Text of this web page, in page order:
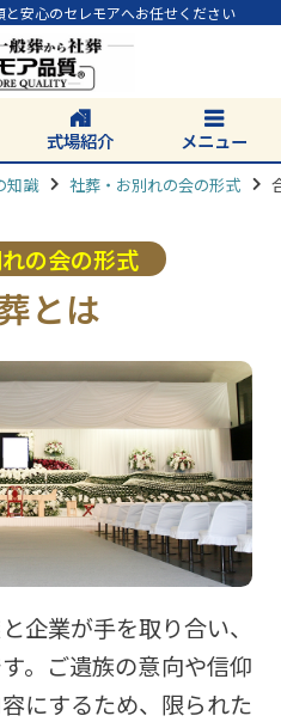
安心のセレモアへお任せください
式場紹介 メニュー
知識 社葬・お別れの会の形式
の会の形式
とは
企業が手を取り合い、
。ご遺族の意向や信仰
にするため、限られた